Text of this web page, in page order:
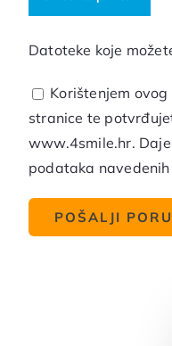
Datoteke koje
Korištenjem
stranice te
www.4smile.hr.
podataka